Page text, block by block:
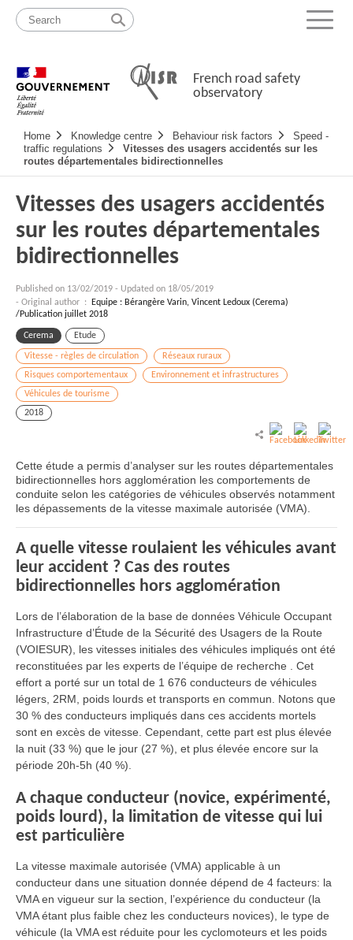
content
map
Menu
French road safety
observatory
Navigation
principale
Home Knowledge centre Behaviour risk factors
Speed -
traffic regulations
Vitesses des usagers accidentés sur les
routes départementales bidirectionnelles
Vitesses des usagers accidentés
sur les routes départementales
bidirectionnelles
Published on 13/02/2019 - Updated on 18/05/2019
- Original author :
Equipe : Bérangère Varin, Vincent Ledoux (Cerema)
/Publication juillet 2018
Cerema Etude
Vitesse - règles de circulation
Réseaux ruraux
Risques comportementaux
Environnement et infrastructures
Véhicules de tourisme
2018
Cette étude a permis d’analyser sur les routes départementales
bidirectionnelles hors agglomération les comportements de
conduite selon les catégories de véhicules observés notamment
les dépassements de la vitesse maximale autorisée (VMA).
A quelle vitesse roulaient les véhicules avant
leur accident ? Cas des routes
bidirectionnelles hors agglomération
Lors de l’élaboration de la base de données Véhicule Occupant
Infrastructure d’Étude de la Sécurité des Usagers de la Route
(VOIESUR), les vitesses initiales des véhicules impliqués ont été
reconstituées par les experts de l’équipe de recherche . Cet
effort a porté sur un total de 1 676 conducteurs de véhicules
légers, 2RM, poids lourds et transports en commun. Notons que
30 % des conducteurs impliqués dans ces accidents mortels
sont en excès de vitesse. Cependant, cette part est plus élevée
la nuit (33 %) que le jour (27 %), et plus élevée encore sur la
période 20h-5h (40 %).
A chaque conducteur (novice, expérimenté,
poids lourd), la limitation de vitesse qui lui
est particulière
La vitesse maximale autorisée (VMA) applicable à un
conducteur dans une situation donnée dépend de 4 facteurs: la
VMA en vigueur sur la section, l’expérience du conducteur (la
VMA étant plus faible chez les conducteurs novices), le type de
véhicule (la VMA est réduite pour les cyclomoteurs et les poids